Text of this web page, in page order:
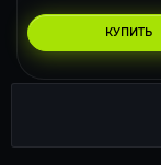
КУПИТЬ